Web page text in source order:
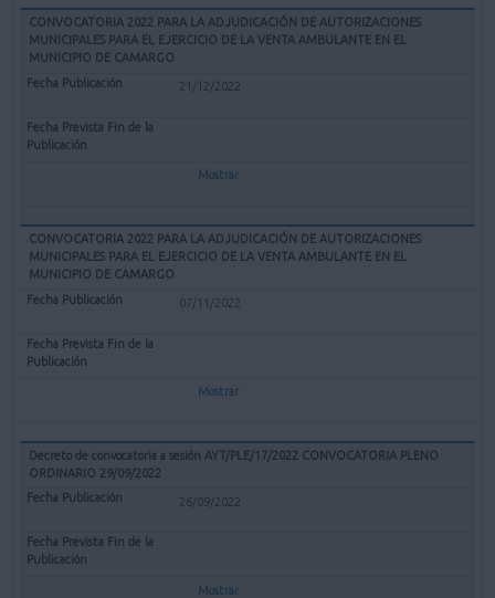
CONVOCATORIA 2022 PARA LA ADJUDICACIÓN DE AUTORIZACIONES
MUNICIPALES PARA EL EJERCICIO DE LA VENTA AMBULANTE EN EL
MUNICIPIO DE CAMARGO
21/12/2022
Mostrar
CONVOCATORIA 2022 PARA LA ADJUDICACIÓN DE AUTORIZACIONES
MUNICIPALES PARA EL EJERCICIO DE LA VENTA AMBULANTE EN EL
MUNICIPIO DE CAMARGO
07/11/2022
Mostrar
Decreto de convocatoria a sesión AYT/PLE/17/2022 CONVOCATORIA PLENO
ORDINARIO 29/09/2022
26/09/2022
Mostrar